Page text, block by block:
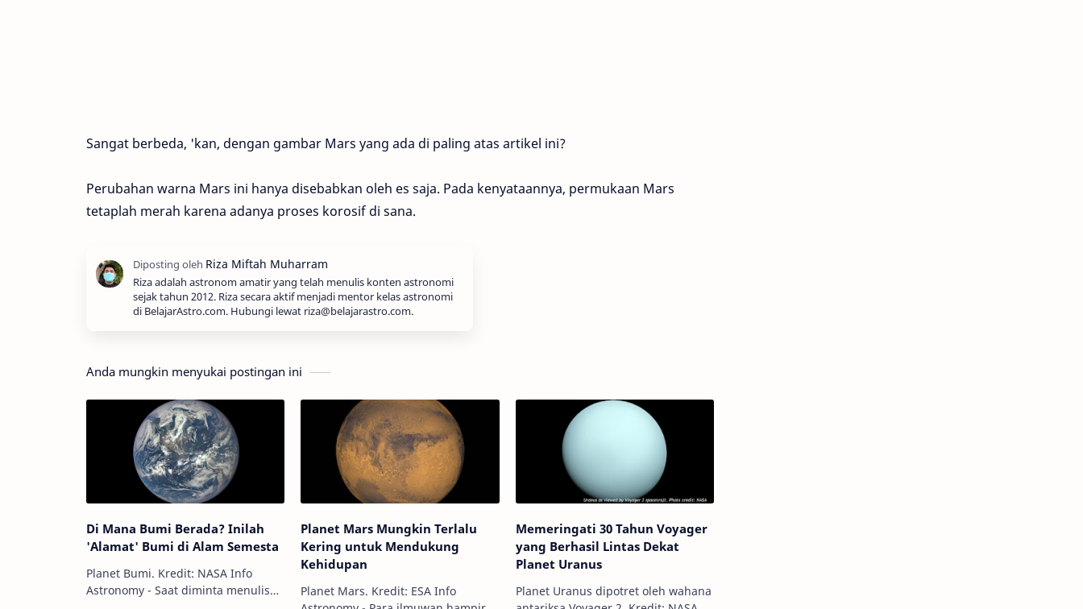
Sangat berbeda, 'kan, dengan gambar Mars yang ada di paling atas artikel ini?
Perubahan warna Mars ini hanya disebabkan oleh es saja. Pada kenyataannya, permukaan Mars
tetaplah merah karena adanya proses korosif di sana.
Riza adalah astronom amatir yang telah menulis konten astronomi
sejak tahun 2012. Riza secara aktif menjadi mentor kelas astronomi
di BelajarAstro.com. Hubungi lewat riza@belajarastro.com.
Anda mungkin menyukai postingan ini
Di Mana Bumi Berada? Inilah
'Alamat' Bumi di Alam Semesta
Planet Bumi. Kredit: NASA Info
Astronomy - Saat diminta menulis
Planet Mars Mungkin Terlalu
Kering untuk Mendukung
Kehidupan
Planet Mars. Kredit: ESA Info
Memeringati 30 Tahun Voyager
yang Berhasil Lintas Dekat
Planet Uranus
Planet Uranus dipotret oleh wahana